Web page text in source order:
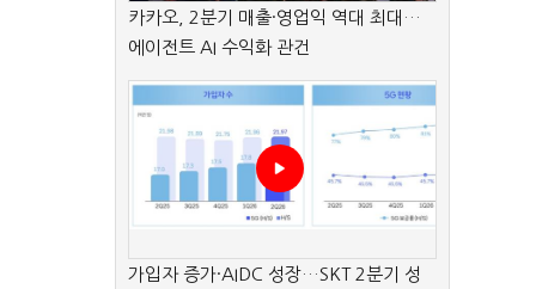
카카오, 2분기 매출·영업익 역대 최대…
에이전트 AI 수익화 관건
가입자 증가·AIDC 성장…SKT 2분기 성